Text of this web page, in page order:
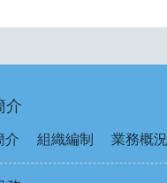
介
介 組織編制 業務概況